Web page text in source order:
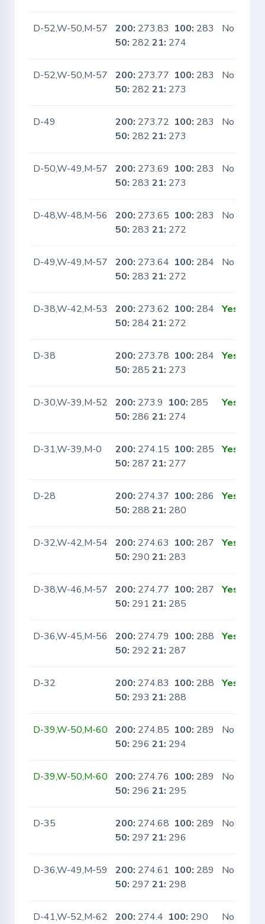
D-52,W-50,M-57 200: 273.83 100: 283
50: 28221: 274
No
D-52,W-50,M-57 200: 273.77 100: 283
50: 28221: 273
No
D-49 200: 273.72 100: 283
50: 28221: 273
No
D-50,W-49,M-57 200: 273.69 100: 283
50: 28321: 273
No
D-48,W-48,M-56 200: 273.65 100: 283
50: 28321: 272
No
D-49,W-49,M-57 200: 273.64 100: 284
50: 28321: 272
No
D-38,W-42,M-53 200: 273.62 100: 284
50: 28421: 272
Yes
D-38 200: 273.78 100: 284
50: 28521: 273
Yes
D-30,W-39,M-52 200: 273.9 100: 285
50: 28621: 274
Yes
D-31,W-39,M-0 200: 274.15 100: 285
50: 28721: 277
Yes
D-28 200: 274.37 100: 286
50: 28821: 280
Yes
D-32,W-42,M-54 200: 274.63 100: 287
50: 29021: 283
Yes
D-38,W-46,M-57 200: 274.77 100: 287
50: 29121: 285
Yes
D-36,W-45,M-56 200: 274.79 100: 288
50: 29221: 287
Yes
D-32 200: 274.83 100: 288
50: 29321: 288
Yes
D-39,W-50,M-60 200: 274.85 100: 289
50: 29621: 294
No
D-39,W-50,M-60 200: 274.76 100: 289
50: 29621: 295
No
D-35 200: 274.68 100: 289
50: 29721: 296
No
D-36,W-49,M-59 200: 274.61 100: 289
50: 29721: 298
No
D-41,W-52,M-62 200: 274.4 100: 290
No